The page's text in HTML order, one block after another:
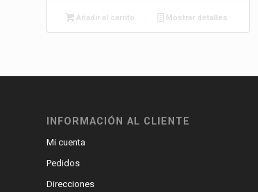
Añadir al carrito Mostrar detalles
INFORMACIÓN AL CLIENTE
Mi cuenta
Pedidos
Direcciones